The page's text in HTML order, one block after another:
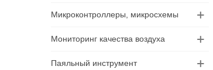
Микроконтроллеры, микросхемы
Мониторинг качества воздуха
Паяльный инструмент